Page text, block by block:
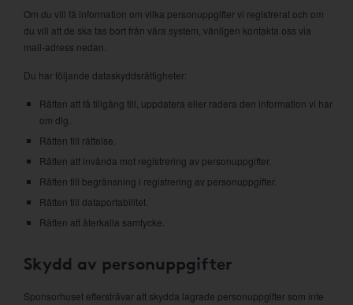
Om du vill få information om vilka personuppgifter vi registrerat och om
du vill att de ska tas bort från våra system, vänligen kontakta oss via
mail-adress nedan.
Du har följande dataskyddsrättigheter:
Rätten att få tillgång till, uppdatera eller radera den information vi har
om dig.
Rätten till rättelse.
Rätten att invända mot registrering av personuppgifter.
Rätten till begränsning i registrering av personuppgifter.
Rätten till dataportabilitet.
Rätten att återkalla samtycke.
Skydd av personuppgifter
Sponsorhuset eftersträvar att skydda lagrade personuppgifter som inte